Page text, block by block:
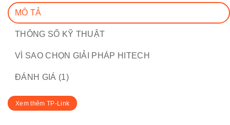
MÔ TẢ
THÔNG SỐ KỸ THUẬT
VÌ SAO CHỌN GIẢI PHÁP HITECH
ĐÁNH GIÁ (1)
Xem thêm TP-Link